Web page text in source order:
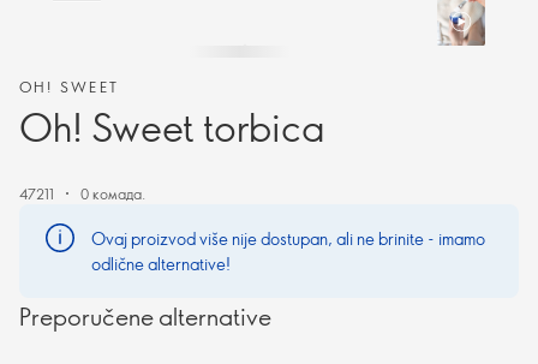
OH! SWEET
Oh! Sweet torbica
47211 0 комада.
Ovaj proizvod više nije dostupan, ali ne brinite - imamo
odlične alternative!
Preporučene alternative